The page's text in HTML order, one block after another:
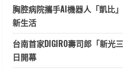
胸腔病院攜手AI機器人「凱比
新生活
台南首家DIGIRO壽司郎「新光
日開幕